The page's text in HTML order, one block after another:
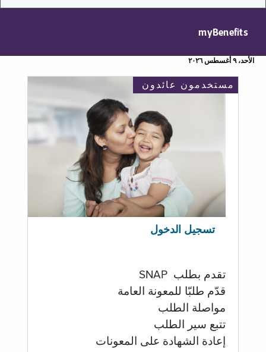
myBenefits
الأحد، ٩ أغسطس ٢٠٢٦
مستخدمون عائدون
تسجيل الدخول
تقدم بطلب SNAP
قدّم طلبّا للمعونة العامة
مواصلة الطلب
تتبع سير الطلب
إعادة الشهادة على المعونات